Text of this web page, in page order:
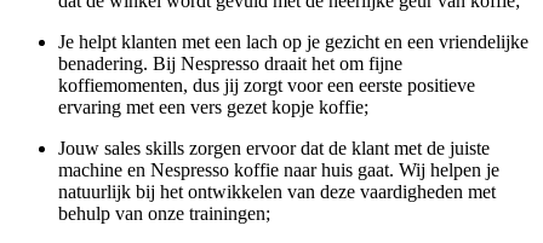
Je helpt klanten met een lach op je gezicht en een vriendelijke
benadering. Bij Nespresso draait het om fijne
koffiemomenten, dus jij zorgt voor een eerste positieve
ervaring met een vers gezet kopje koffie;
Jouw sales skills zorgen ervoor dat de klant met de juiste
machine en Nespresso koffie naar huis gaat. Wij helpen je
natuurlijk bij het ontwikkelen van deze vaardigheden met
behulp van onze trainingen;